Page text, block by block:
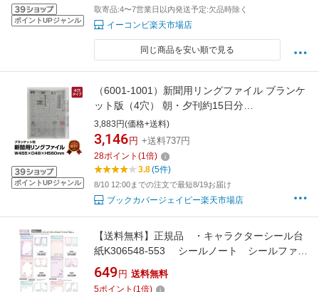
ポイントUPジャンル
取寄品:4〜7営業日以内発送予定:欠品時除く
イーコンビ楽天市場店
同じ商品を安い順で見る
ポイントUPジャンル
（6001-1001）新聞用リングファイル ブランケ
ット版（4穴） 朝・夕刊約15日分
W455×H560mm バインダー 整理ファイル アー
カイブ用 保存 保管 閲覧 ファイリング 透明 ク
リアファイル 新聞整理 資料保存 大型ファイル
大きいバインダー 特大サイズ
3,883円(価格+送料)
3,146 円 +送料737円
28ポイント (1倍)
3.8(5件)
8/10 12:00までの注文で最短8/19お届け
ブックカバージェイピー楽天市場店
【送料無料】正規品 ・キャラクターシール台
紙K306548-553 シールノート シールファイ
ル
649 円 送料無料
5ポイント (1倍)